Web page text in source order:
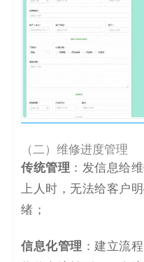
（二）维修进度管理
传统管理 ：发信息给
上人时，无法给客户
绪；
信息化管理 ：建立流